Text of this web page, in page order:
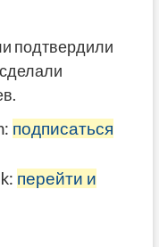
подтвердили
подписаться
перейти и